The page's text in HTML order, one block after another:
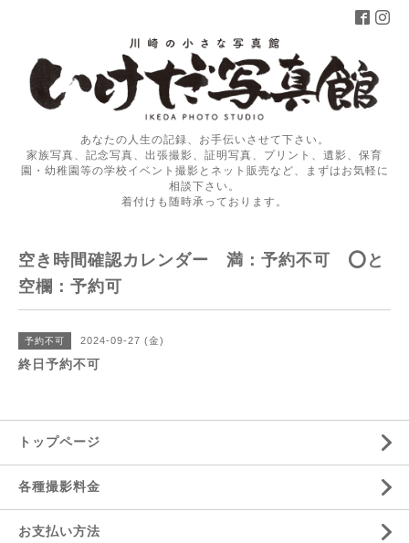
あなたの人生の記録、お手伝いさせて下さい。
家族写真、記念写真、出張撮影、証明写真、プリント、遺影、保育
園・幼稚園等の学校イベント撮影とネット販売など、まずはお気軽に
相談下さい。
着付けも随時承っております。
空き時間確認カレンダー 満：予約不可 ⭕️と
空欄：予約可
予約不可 2024-09-27 (金)
終日予約不可
トップページ
各種撮影料金
お支払い方法